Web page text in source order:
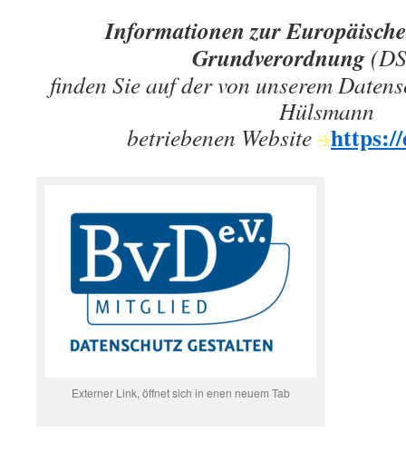
Informationen zur
Grundverordnung
finden Sie auf der von unserem
Hülsmann
betriebenen Website
https://
Externer Link, öffnet sich in enen neuem Tab